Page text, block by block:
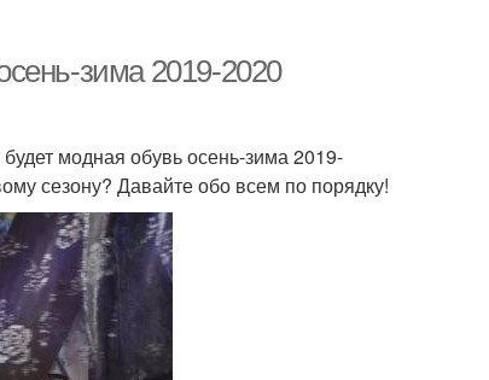
зима 2019-2020
модная обувь осень-зима 2019-
сезону? Давайте обо всем по порядку!